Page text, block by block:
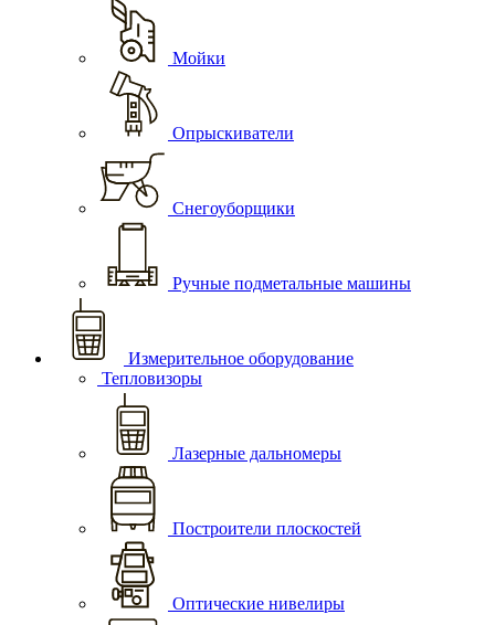
Мойки
Опрыскиватели
Снегоуборщики
Ручные подметальные машины
Измерительное оборудование
Тепловизоры
Лазерные дальномеры
Построители плоскостей
Оптические нивелиры